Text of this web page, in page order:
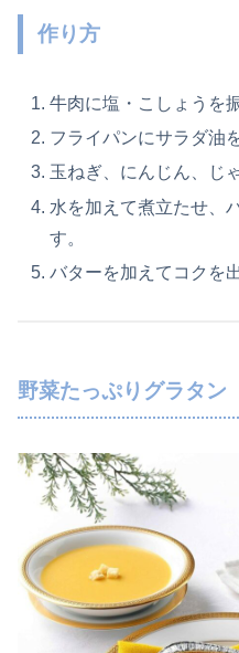
作り方
牛肉に塩・こしょうを
フライパンにサラダ油
玉ねぎ、にんじん、じ
水を加えて煮立たせ、
す。
バターを加えてコクを
野菜たっぷりグラタン